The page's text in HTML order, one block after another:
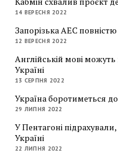
14 ВЕРЕСНЯ 2022
Запорізька АЕС
12 ВЕРЕСНЯ 2022
Англійській мові
Україні
13 СЕРПНЯ 2022
Україна боротиметься
29 ЛИПНЯ 2022
У Пентагоні
Україні
22 ЛИПНЯ 2022